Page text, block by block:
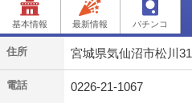
基本情報 最新情報 パチンコ
住所 宮城県気仙沼市松川
電話 0226-21-1067